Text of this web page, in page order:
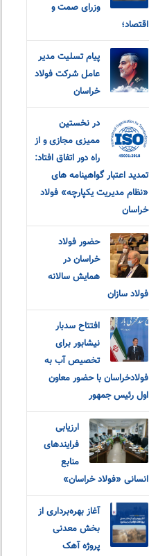
وزرای صمت و
اقتصاد؛
پیام تسلیت مدیر
عامل شرکت فولاد
خراسان
در نخستین
ممیزی مجازی و از
راه دور اتفاق افتاد:
تمدید اعتبار گواهینامه های
«نظام مدیریت یکپارچه» فولاد
خراسان
حضور فولاد
خراسان در
همایش سالانه
فولاد سازان
افتتاح سدبار
نیشابور برای
تخصیص آب به
فولادخراسان با حضور معاون
اول رئیس جمهور
ارزیابی
فرایندهای
منابع
انسانی «فولاد خراسان»
آغاز بهره‌برداری از
بخش معدنی
پروژه آهک